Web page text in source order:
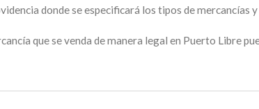
donde se especificará los tipos de mercancías y
que se venda de manera legal en Puerto Libre